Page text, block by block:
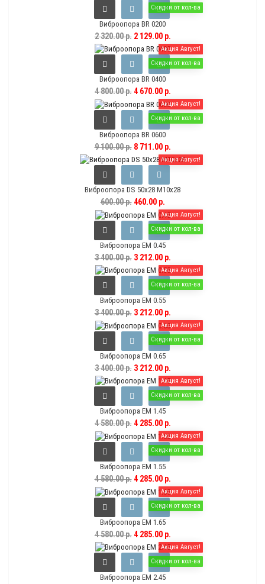
Скидки от кол-ва
Виброопора BR 0200
2 320.00 р.2 129.00 р.
Акция Август!
Скидки от кол-ва
Виброопора BR 0400
4 800.00 р.4 670.00 р.
Акция Август!
Скидки от кол-ва
Виброопора BR 0600
9 100.00 р.8 711.00 р.
Акция Август!
Виброопора DS 50х28 M10x28
600.00 р.460.00 р.
Акция Август!
Скидки от кол-ва
Виброопора EM 0.45
3 400.00 р.3 212.00 р.
Акция Август!
Скидки от кол-ва
Виброопора EM 0.55
3 400.00 р.3 212.00 р.
Акция Август!
Скидки от кол-ва
Виброопора EM 0.65
3 400.00 р.3 212.00 р.
Акция Август!
Скидки от кол-ва
Виброопора EM 1.45
4 580.00 р.4 285.00 р.
Акция Август!
Скидки от кол-ва
Виброопора EM 1.55
4 580.00 р.4 285.00 р.
Акция Август!
Скидки от кол-ва
Виброопора EM 1.65
4 580.00 р.4 285.00 р.
Акция Август!
Скидки от кол-ва
Виброопора EM 2.45